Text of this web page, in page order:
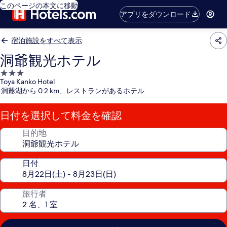
このページの本文に移動
アプリをダウンロード
宿泊施設をすべて表示
洞爺観光ホテル
3.0
つ
星
宿
泊
施
Toya Kanko Hotel
洞爺湖から 0.2 km、レストランがあるホテル
日付を選択して料金を確認
目的地
日付
旅行者